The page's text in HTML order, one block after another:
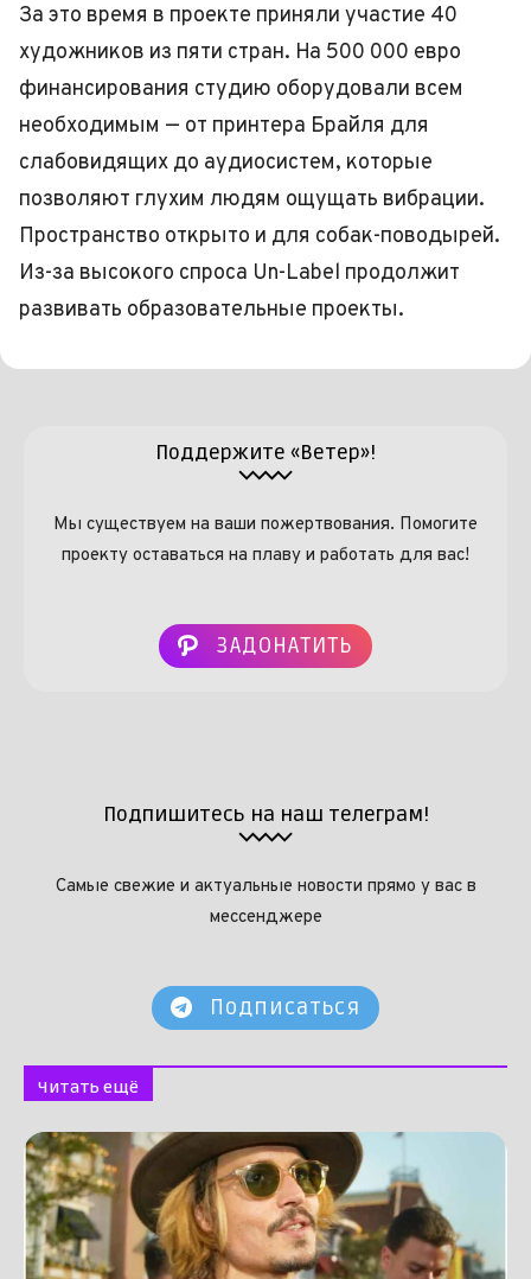
За это время в проекте приняли участие 40
художников из пяти стран. На 500 000 евро
финансирования студию оборудовали всем
необходимым — от принтера Брайля для
слабовидящих до аудиосистем, которые
позволяют глухим людям ощущать вибрации.
Пространство открыто и для собак-поводырей.
Из-за высокого спроса Un-Label продолжит
развивать образовательные проекты.
Поддержите «Ветер»!
Мы существуем на ваши пожертвования. Помогите
проекту оставаться на плаву и работать для вас!
ЗАДОНАТИТЬ
Подпишитесь на наш телеграм!
Самые свежие и актуальные новости прямо у вас в
мессенджере
Подписаться
Читать ещё